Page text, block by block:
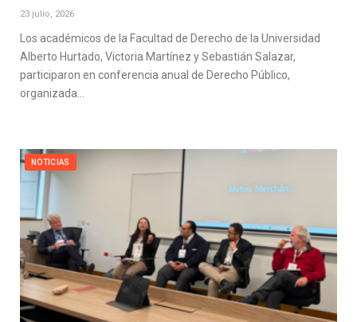
23 julio, 2026
Los académicos de la Facultad de Derecho de la Universidad
Alberto Hurtado, Victoria Martínez y Sebastián Salazar,
participaron en conferencia anual de Derecho Público,
organizada…
NOTICIAS